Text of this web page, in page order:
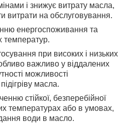
і знижує витрату масла,
витрати на обслуговування.
енергоспоживання та
температур.
при високих і низьких
важливо у віддалених
можливості
масла.
стійкої, безперебійної
температурах або в умовах,
води в масло.